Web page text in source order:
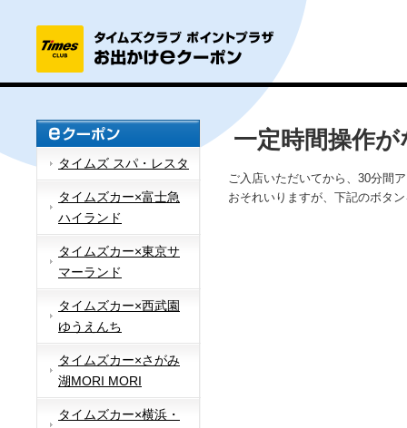
タイムズ スパ・レスタ
タイムズカー×富士急
ハイランド
タイムズカー×東京サ
マーランド
タイムズカー×西武園
ゆうえんち
タイムズカー×さがみ
湖MORI MORI
タイムズカー×横浜・
一定時間操作
ご入店いただいてから、30分間
おそれいりますが、下記のボタ